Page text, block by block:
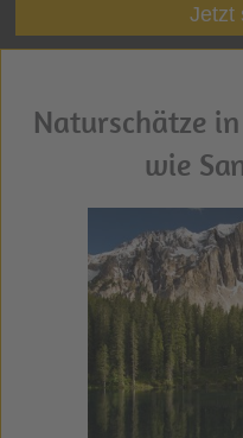
Jetzt
Naturschätze
wie